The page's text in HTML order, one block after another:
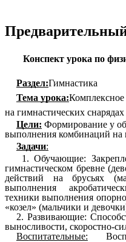
Конспект урока по
Раздел:Гимнастика
Тема урока:
на гимнастических снарядах
Цели: Формирование у
выполнения комбинаций на
Задачи:
1. Обучающие:
гимнастическом бревне
действий на брусьях
выполнения
техники выполнения
«козел» (мальчики и
2. Развивающие:
выносливости, скоростно-
Воспитательные: